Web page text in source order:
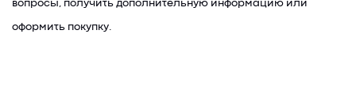
вопросы, получить дополнительную информацию или
оформить покупку.